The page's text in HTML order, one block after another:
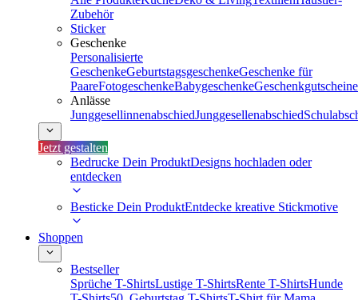
Zubehör
Sticker
Geschenke
Personalisierte
GeschenkeGeburtstagsgeschenkeGeschenke für
PaareFotogeschenkeBabygeschenkeGeschenkgutscheine
Anlässe
JunggesellinnenabschiedJunggesellenabschied
Jetzt gestalten
Bedrucke Dein ProduktDesigns hochladen oder
entdecken
Besticke Dein ProduktEntdecke kreative Stickmotive
Shoppen
Bestseller
Sprüche T-ShirtsLustige T-ShirtsRente T-ShirtsHunde